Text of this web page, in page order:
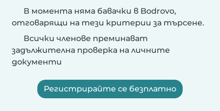
В момента няма бавачки в Bodrovo,
отговарящи на тези критерии за търсене.
Всички членове преминават
задължителна проверка на личните
документи
Регистрирайте се безплатно